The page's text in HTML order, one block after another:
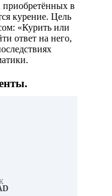
в
курение. Цель
«Курить или
ответ на него,